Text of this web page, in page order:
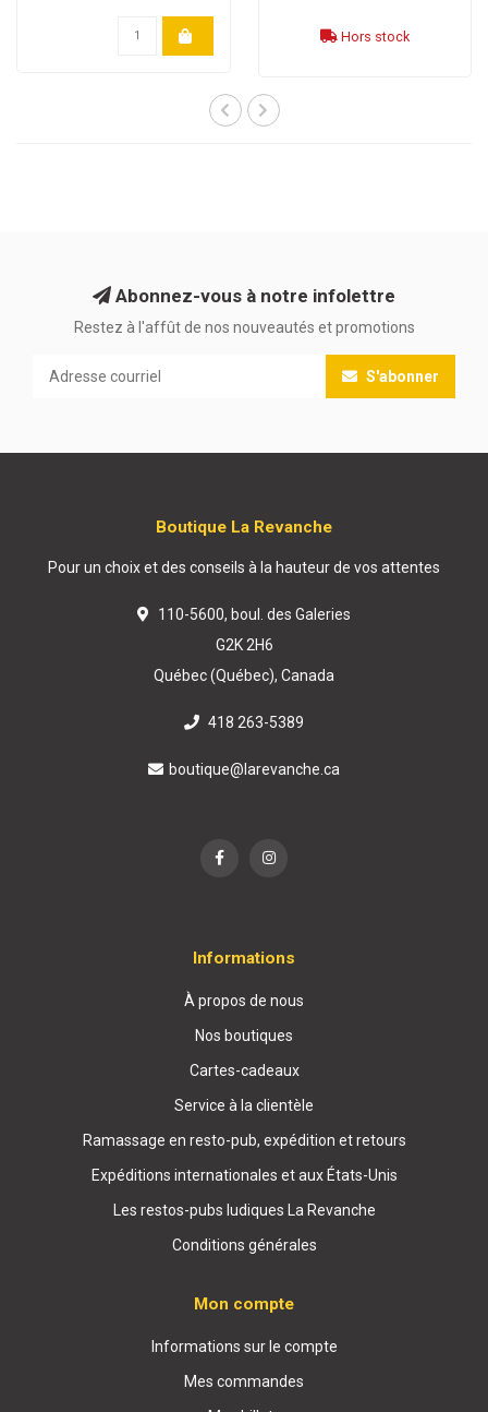
Hors stock
Abonnez-vous à notre infolettre
Restez à l'affût de nos nouveautés et promotions
S'abonner
Boutique La Revanche
Pour un choix et des conseils à la hauteur de vos attentes
110-5600, boul. des Galeries
G2K 2H6
Québec (Québec), Canada
418 263-5389
boutique@larevanche.ca
Informations
À propos de nous
Nos boutiques
Cartes-cadeaux
Service à la clientèle
Ramassage en resto-pub, expédition et retours
Expéditions internationales et aux États-Unis
Les restos-pubs ludiques La Revanche
Conditions générales
Mon compte
Informations sur le compte
Mes commandes